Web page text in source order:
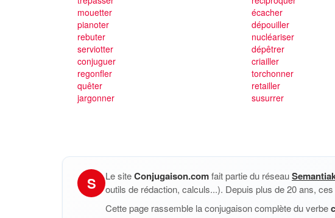
mouetter
pianoter
rebuter
serviotter
conjuguer
regonfler
quêter
jargonner
écacher
dépouiller
nucléariser
dépêtrer
criailler
torchonner
retailler
susurrer
S Le siteConjugaison.comfait partie du réseau
outils de rédaction, calculs...). Depuis plus de 20 ans,
Cette page rassemble la conjugaison complète du verbe